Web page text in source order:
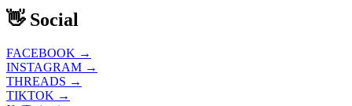
👋 Social
FACEBOOK →
INSTAGRAM →
THREADS →
TIKTOK →